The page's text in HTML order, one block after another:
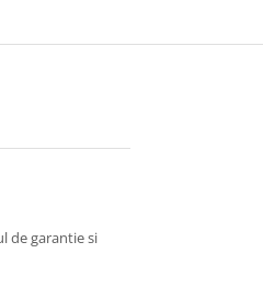
de garantie si